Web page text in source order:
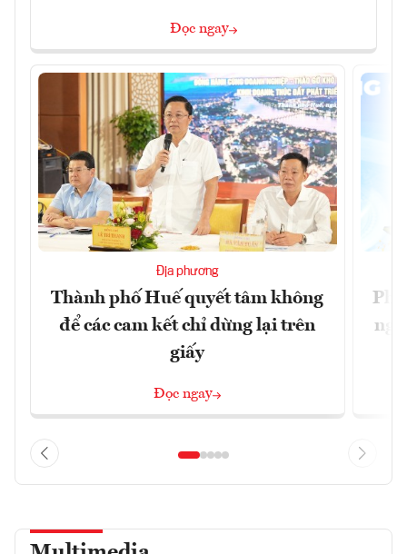
Đọc ngay
Địa phương
Thành phố Huế quyết tâm không
để các cam kết chỉ dừng lại trên
giấy
Đọc ngay